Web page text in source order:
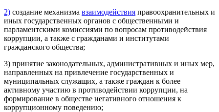
2) создание механизма взаимодействия правоохранительных и
иных государственных органов с общественными и
парламентскими комиссиями по вопросам противодействия
коррупции, а также с гражданами и институтами
гражданского общества;
3) принятие законодательных, административных и иных мер,
направленных на привлечение государственных и
муниципальных служащих, а также граждан к более
активному участию в противодействии коррупции, на
формирование в обществе негативного отношения к
коррупционному поведению;